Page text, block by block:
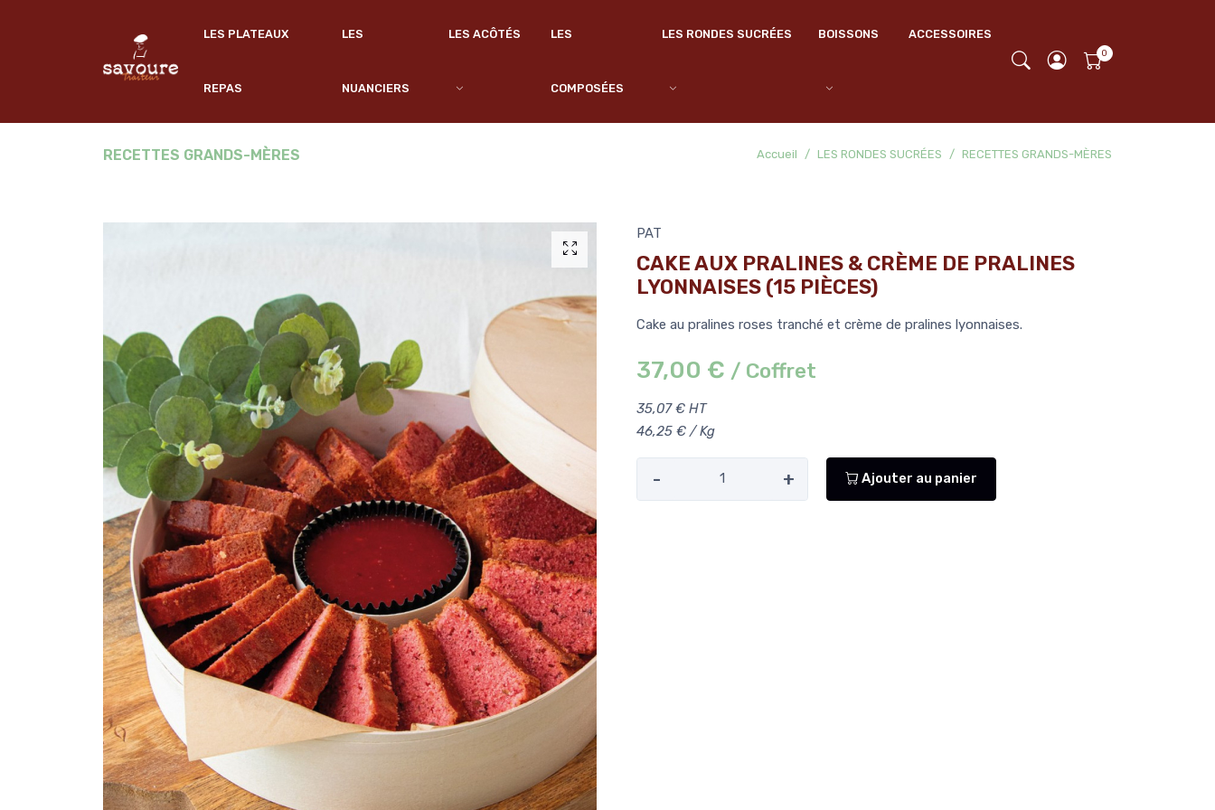
LES PLATEAUX
REPAS
LES
NUANCIERS
LES ACÔTÉS LES
COMPOSÉES
LES RONDES SUCRÉES BOISSONS ACCESSOIRES
RECETTES GRANDS-MÈRES Accueil LES RONDES SUCRÉES RECETTES GRANDS-MÈRES
PAT
CAKE AUX PRALINES & CRÈME DE PRALINES
LYONNAISES (15 PIÈCES)
Cake au pralines roses tranché et crème de pralines lyonnaises.
37,00 € / Coffret
35,07 € HT
46,25 € / Kg
- + Ajouter au panier